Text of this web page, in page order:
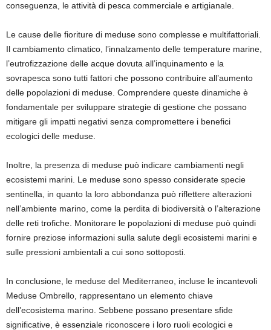
conseguenza, le attività di pesca commerciale e artigianale.
Le cause delle fioriture di meduse sono complesse e multifattoriali.
Il cambiamento climatico, l’innalzamento delle temperature marine,
l’eutrofizzazione delle acque dovuta all’inquinamento e la
sovrapesca sono tutti fattori che possono contribuire all’aumento
delle popolazioni di meduse. Comprendere queste dinamiche è
fondamentale per sviluppare strategie di gestione che possano
mitigare gli impatti negativi senza compromettere i benefici
ecologici delle meduse.
Inoltre, la presenza di meduse può indicare cambiamenti negli
ecosistemi marini. Le meduse sono spesso considerate specie
sentinella, in quanto la loro abbondanza può riflettere alterazioni
nell’ambiente marino, come la perdita di biodiversità o l’alterazione
delle reti trofiche. Monitorare le popolazioni di meduse può quindi
fornire preziose informazioni sulla salute degli ecosistemi marini e
sulle pressioni ambientali a cui sono sottoposti.
In conclusione, le meduse del Mediterraneo, incluse le incantevoli
Meduse Ombrello, rappresentano un elemento chiave
dell’ecosistema marino. Sebbene possano presentare sfide
significative, è essenziale riconoscere i loro ruoli ecologici e